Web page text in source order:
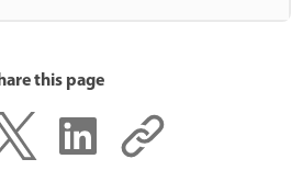
this page